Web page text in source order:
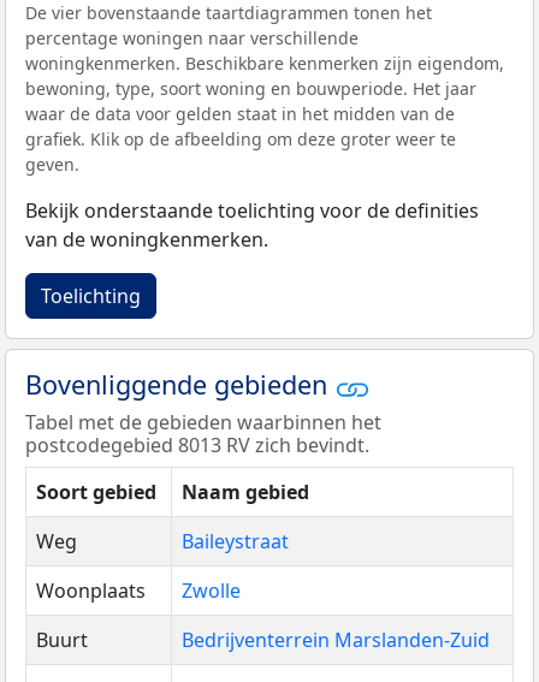
De vier bovenstaande taartdiagrammen tonen het
percentage woningen naar verschillende
woningkenmerken. Beschikbare kenmerken zijn eigendom,
bewoning, type, soort woning en bouwperiode. Het jaar
waar de data voor gelden staat in het midden van de
grafiek. Klik op de afbeelding om deze groter weer te
geven.
Bekijk onderstaande toelichting voor de definities
van de woningkenmerken.
Toelichting
Bovenliggende gebieden
Tabel met de gebieden waarbinnen het
postcodegebied 8013 RV zich bevindt.
Soort gebied
Naam gebied
Weg
Baileystraat
Woonplaats
Zwolle
Buurt
Bedrijventerrein Marslanden-Zuid